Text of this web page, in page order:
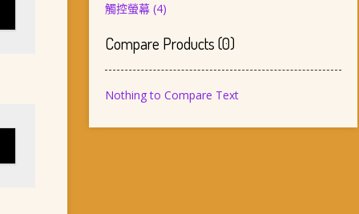
觸控螢幕(4)
Compare Products(0)
Nothing to Compare Text